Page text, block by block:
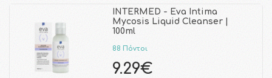
INTERMED - Eva Intima
Mycosis Liquid Cleanser |
100ml
88 Πόντοι
9.29€